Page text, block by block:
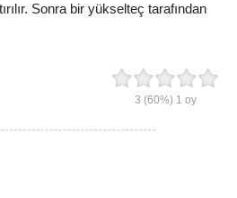
Sonra bir yükselteç tarafından
3 (60%) 1 oy